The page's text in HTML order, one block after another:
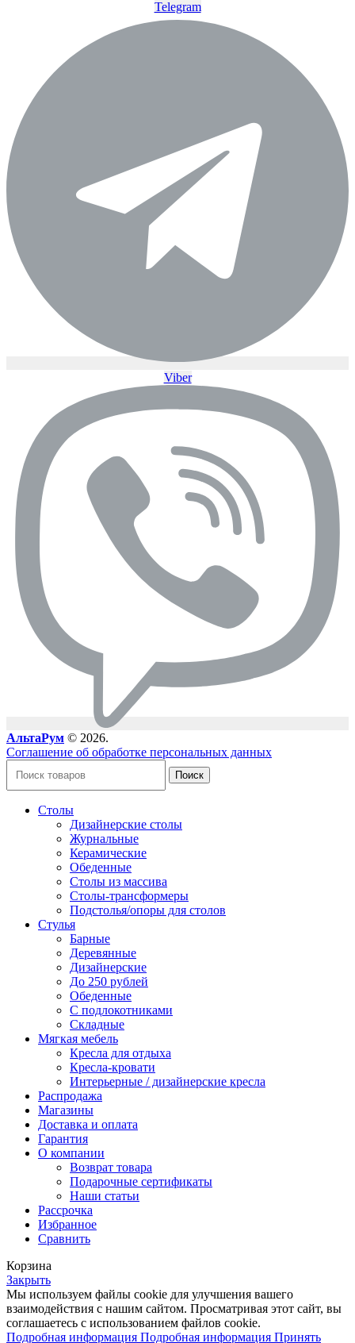
Telegram
Viber
АльтаРум © 2026.
Соглашение об обработке персональных данных
Поиск
Столы
Дизайнерские столы
Журнальные
Керамические
Обеденные
Столы из массива
Столы-трансформеры
Подстолья/опоры для столов
Стулья
Барные
Деревянные
Дизайнерские
До 250 рублей
Обеденные
С подлокотниками
Складные
Мягкая мебель
Кресла для отдыха
Кресла-кровати
Интерьерные / дизайнерские кресла
Распродажа
Магазины
Доставка и оплата
Гарантия
О компании
Возврат товара
Подарочные сертификаты
Наши статьи
Рассрочка
Избранное
Сравнить
Корзина
Закрыть
Мы используем файлы cookie для улучшения вашего
взаимодействия с нашим сайтом. Просматривая этот сайт, вы
соглашаетесь с использованием файлов cookie.
Подробная информация Подробная информация Принять